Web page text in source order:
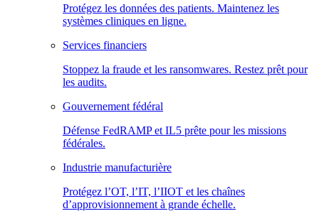
Protégez les données des patients. Maintenez les
systèmes cliniques en ligne.
Services financiers
Stoppez la fraude et les ransomwares. Restez prêt pour
les audits.
Gouvernement fédéral
Défense FedRAMP et IL5 prête pour les missions
fédérales.
Industrie manufacturière
Protégez l’OT, l’IT, l’IIOT et les chaînes
d’approvisionnement à grande échelle.